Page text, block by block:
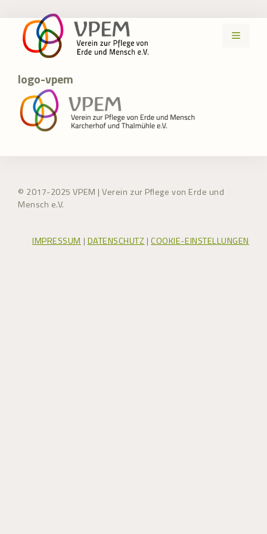
Inhalt
springen
MENÜ
logo-vpem
© 2017-2025 VPEM | Verein zur Pflege von Erde und
Mensch e.V.
IMPRESSUM | DATENSCHUTZ |COOKIE-EINSTELLUNGEN